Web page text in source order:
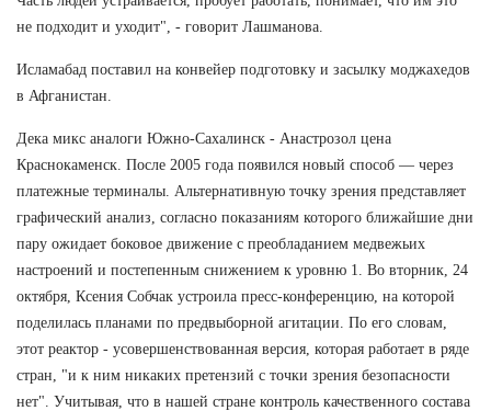
не подходит и уходит", - говорит Лашманова.
Исламабад поставил на конвейер подготовку и засылку моджахедов
в Афганистан.
Дека микс аналоги Южно-Сахалинск - Анастрозол цена
Краснокаменск. После 2005 года появился новый способ — через
платежные терминалы. Альтернативную точку зрения представляет
графический анализ, согласно показаниям которого ближайшие дни
пару ожидает боковое движение с преобладанием медвежьих
настроений и постепенным снижением к уровню 1. Во вторник, 24
октября, Ксения Собчак устроила пресс-конференцию, на которой
поделилась планами по предвыборной агитации. По его словам,
этот реактор - усовершенствованная версия, которая работает в ряде
стран, "и к ним никаких претензий с точки зрения безопасности
нет". Учитывая, что в нашей стране контроль качественного состава